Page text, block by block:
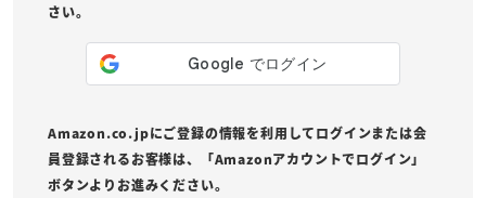
さい。
Amazon.co.jpにご登録の情報を利用してログインまたは会
員登録されるお客様は、「Amazonアカウントでログイン」
ボタンよりお進みください。